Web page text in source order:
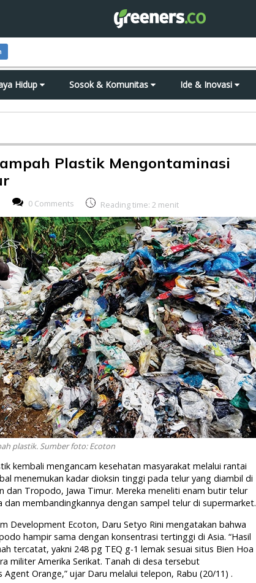
Hidup Sosok & Komunitas Ide & Inovasi
Plastik Mengontaminasi
0 Comments Reading time: 2 menit
plastik. Sumber foto: Ecoton
kembali mengancam kesehatan masyarakat melalui rantai
menemukan kadar dioksin tinggi pada telur yang diambil di
dan Tropodo, Jawa Timur. Mereka meneliti enam butir telur
dan membandingkannya dengan sampel telur di supermarket.
Development Ecoton, Daru Setyo Rini mengatakan bahwa
hampir sama dengan konsentrasi tertinggi di Asia. “Hasil
tercatat, yakni 248 pg TEQ g-1 lemak sesuai situs Bien Hoa
militer Amerika Serikat. Tanah di desa tersebut
Orange,” ujar Daru melalui telepon, Rabu (20/11) .